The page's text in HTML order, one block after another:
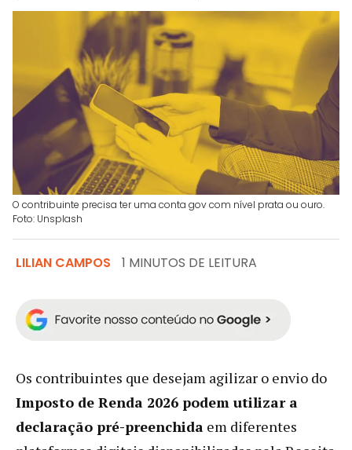
O contribuinte precisa ter uma conta gov com nível prata ou ouro.
Foto: Unsplash
LILIAN CAMPOS 1 MINUTOS DE LEITURA
Os contribuintes que desejam agilizar o envio do
Imposto de Renda 2026 podem utilizar a
declaração pré-preenchida em diferentes